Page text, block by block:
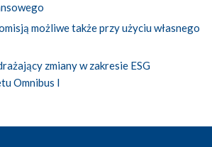
możliwe także przy użyciu własnego
zmiany w zakresie ESG
Omnibus I